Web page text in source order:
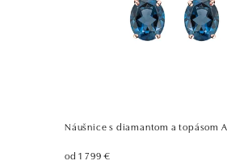
Náušnice s diamantom a topásom
od 1 799 €